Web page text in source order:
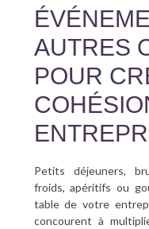
AUTRES
POUR
Petits déjeuners,
froids, apéritifs ou
table de votre
concourent à